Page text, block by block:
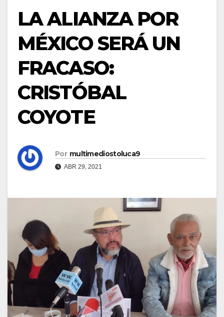
LA ALIANZA POR
MÉXICO SERÁ UN
FRACASO:
CRISTÓBAL
COYOTE
Por multimediostoluca9
ABR 29, 2021